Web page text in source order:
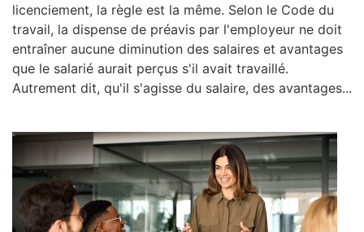
licenciement, la règle est la même. Selon le Code du
travail, la dispense de préavis par l'employeur ne doit
entraîner aucune diminution des salaires et avantages
que le salarié aurait perçus s'il avait travaillé.
Autrement dit, qu'il s'agisse du salaire, des avantages...